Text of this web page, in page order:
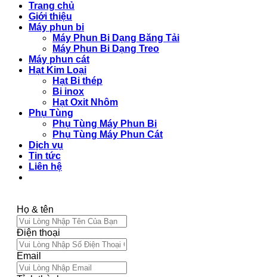
Trang chủ
Giới thiệu
Máy phun bi
Máy Phun Bi Dạng Băng Tải
Máy Phun Bi Dạng Treo
Máy phun cát
Hạt Kim Loại
Hạt Bi thép
Bi inox
Hạt Oxit Nhôm
Phụ Tùng
Phụ Tùng Máy Phun Bi
Phụ Tùng Máy Phun Cát
Dịch vụ
Tin tức
Liên hệ
Họ & tên
Điện thoại
Email